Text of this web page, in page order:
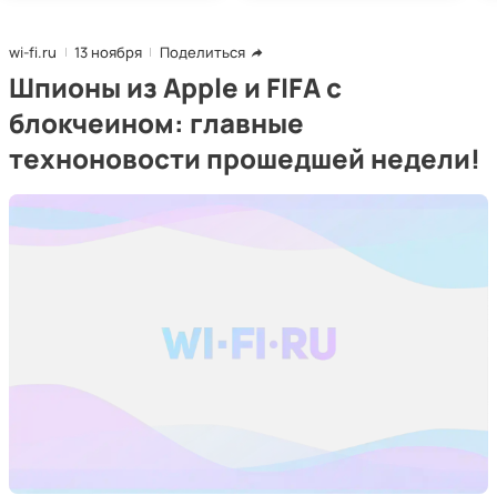
wi-fi.ru 13 ноября Поделиться
Шпионы из Apple и FIFA с
блокчеином: главные
техноновости прошедшей недели!